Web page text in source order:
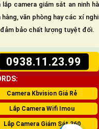
0938.11.23.99
camera giám sát an ninh
văn phòng hay các xí
đảm bảo chất lượng tuyệt đối.
Camera Kbvision Giá Rẻ
Lắp Camera Wifi Imou
Lắp Camera Giám Sát 360